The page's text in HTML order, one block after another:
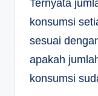
Ternyata
konsumsi
sesuai
apakah
konsumsi